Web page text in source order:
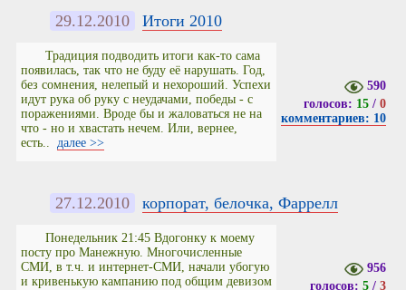
29.12.2010 Итоги 2010
Традиция подводить итоги как-то сама
появилась, так что не буду её нарушать. Год,
без сомнения, нелепый и нехороший. Успехи
идут рука об руку с неудачами, победы - с
поражениями. Вроде бы и жаловаться не на
что - но и хвастать нечем. Или, вернее,
есть.. далее >>
590
голосов: 15/ 0
комментариев: 10
27.12.2010 корпорат, белочка, Фаррелл
Понедельник 21:45 Вдогонку к моему
посту про Манежную. Многочисленные
СМИ, в т.ч. и интернет-СМИ, начали убогую
и кривенькую кампанию под общим девизом
956
голосов: 5/ 3